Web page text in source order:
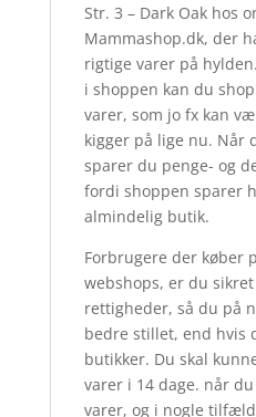
Str. 3 – Dark Oak hos
Mammashop.dk, der
rigtige varer på
i shoppen kan du
varer, som jo fx kan
kigger på lige nu. Når
sparer du penge- og
fordi shoppen sparer
almindelig butik.
Forbrugere der køber
webshops, er du
rettigheder, så du på
bedre stillet, end hvis
butikker. Du skal
varer i 14 dage. når
varer, og i nogle